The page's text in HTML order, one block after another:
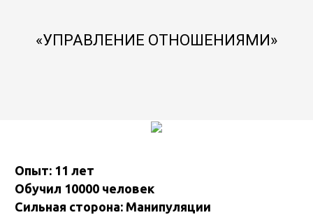
«УПРАВЛЕНИЕ ОТНОШЕНИЯМИ»
Опыт: 11 лет
Обучил 10000 человек
Сильная сторона: Манипуляции